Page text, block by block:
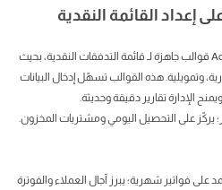
إعداد القائمة النقدية
توفر الأنظمة المحاسبية مثل Accflex ERP قوالب جاهزة لـ قائمة التدفقات النقدية، بحيث
وتمويلية. هذه القوالب تسهّل إدخال البيانات
الإدارة تقارير دقيقة وحديثة.
يركّز على التحصيل اليومي ومشتريات المخزون.
على فواتير شهرية؛ يبرز آجال العملاء والفوترة